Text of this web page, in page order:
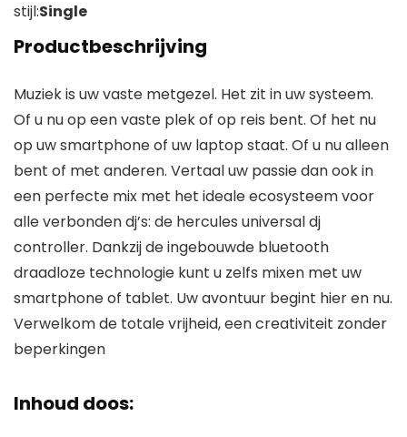
stijl:Single
Productbeschrijving
Muziek is uw vaste metgezel. Het zit in uw systeem.
Of u nu op een vaste plek of op reis bent. Of het nu
op uw smartphone of uw laptop staat. Of u nu alleen
bent of met anderen. Vertaal uw passie dan ook in
een perfecte mix met het ideale ecosysteem voor
alle verbonden dj’s: de hercules universal dj
controller. Dankzij de ingebouwde bluetooth
draadloze technologie kunt u zelfs mixen met uw
smartphone of tablet. Uw avontuur begint hier en nu.
Verwelkom de totale vrijheid, een creativiteit zonder
beperkingen
Inhoud doos: